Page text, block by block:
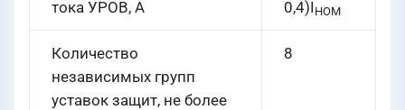
тока УРОВ, А
0,4)IНОМ
Количество
независимых групп
уставок защит, не более
8